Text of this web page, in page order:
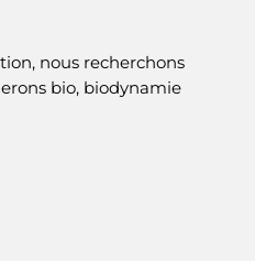
nous recherchons
bio, biodynamie